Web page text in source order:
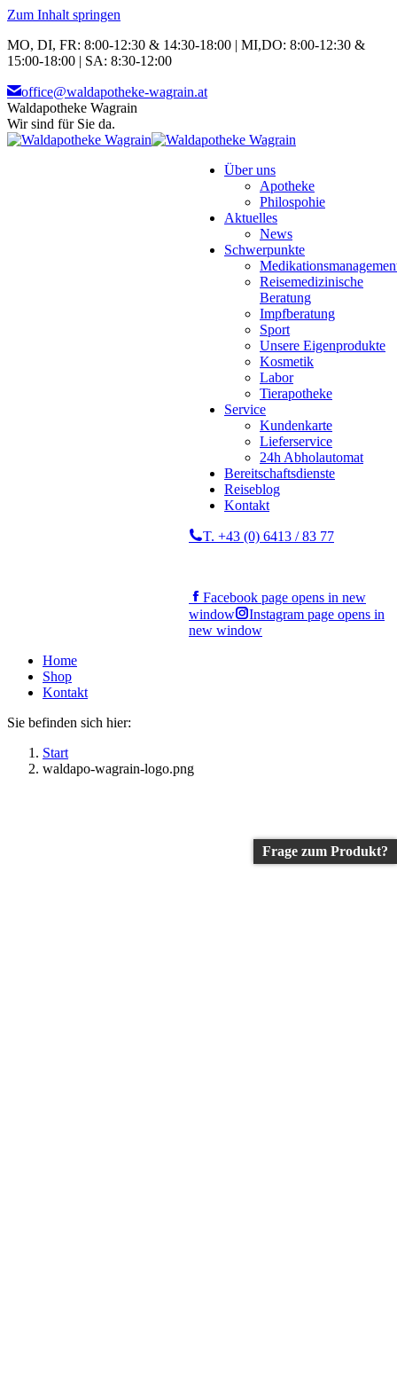
Zum Inhalt springen
MO, DI, FR: 8:00-12:30 & 14:30-18:00 | MI,DO: 8:00-12:30 &
15:00-18:00 | SA: 8:30-12:00
office@waldapotheke-wagrain.at
Waldapotheke Wagrain
Wir sind für Sie da.
Über uns
Apotheke
Philospohie
Aktuelles
News
Schwerpunkte
Reisemedizinische
Beratung
Impfberatung
Sport
Unsere Eigenprodukte
Kosmetik
Labor
Tierapotheke
Service
Kundenkarte
Lieferservice
24h Abholautomat
Bereitschaftsdienste
Reiseblog
Kontakt
T. +43 (0) 6413 / 83 77
Facebook page opens in new
window
Instagram page opens in
new window
Home
Shop
Kontakt
Sie befinden sich hier:
Start
waldapo-wagrain-logo.png
Frage zum Produkt?